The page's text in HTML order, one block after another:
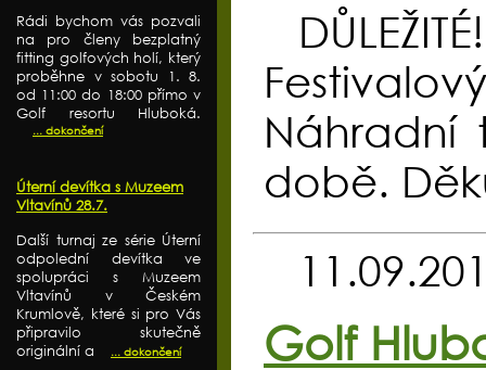
Rádi bychom vás pozvali
na pro členy bezplatný
fitting golfových holí, který
proběhne v sobotu 1. 8.
od 11:00 do 18:00 přímo v
Golf resortu Hluboká.
... dokončení
Úterní devítka s Muzeem
Vltavínů 28.7.
Další turnaj ze série Úterní
odpolední devítka ve
spolupráci s Muzeem
Vltavínů v Českém
Krumlově, které si pro Vás
připravilo skutečně
originální a
... dokončení
Náhradní
době.
Golf